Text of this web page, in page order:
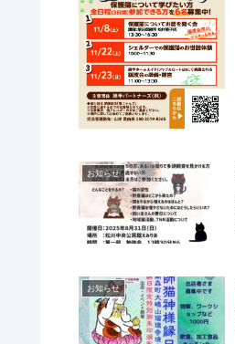
お知らせ
お知らせ